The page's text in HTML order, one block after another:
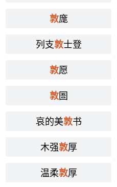
敦庬
列支敦士登
敦愿
敦圄
哀的美敦书
木强敦厚
温柔敦厚